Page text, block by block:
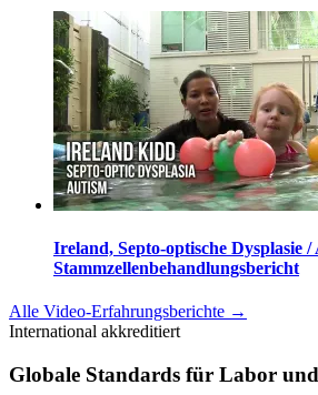
Ireland, Septo-optische Dysplasie /
Stammzellenbehandlungsbericht
Alle Video-Erfahrungsberichte →
International akkreditiert
Globale Standards für Labor